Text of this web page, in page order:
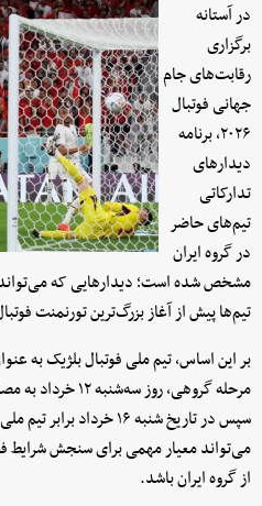
در آستانه
برگزاری
رقابت‌های جام
جهانی فوتبال
۲۰۲۶، برنامه
دیدارهای
تدارکاتی
تیم‌های حاضر
در گروه ایران
مشخص شده است؛ دیدارهایی که
تیم‌ها پیش از آغاز بزرگ‌ترین تورنمنت
بر این اساس، تیم ملی فوتبال بلژیک به
مرحله گروهی،
سپس در تاریخ شنبه ۱۶
می‌تواند معیار مهمی برای سنجش شرایط
از گروه ایران باشد.